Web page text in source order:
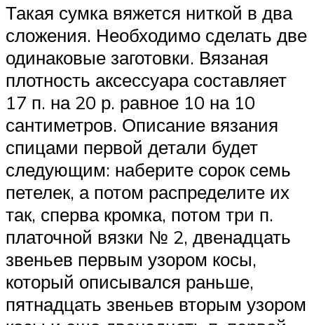
Такая сумка вяжется ниткой в два
сложения. Необходимо сделать две
одинаковые заготовки. Вязаная
плотность аксессуара составляет
17 п. на 20 р. равное 10 на 10
сантиметров. Описание вязания
спицами первой детали будет
следующим: наберите сорок семь
петелек, а потом распределите их
так, сперва кромка, потом три п.
платочной вязки № 2, двенадцать
звеньев первым узором косы,
который описывался раньше,
пятнадцать звеньев вторым узором